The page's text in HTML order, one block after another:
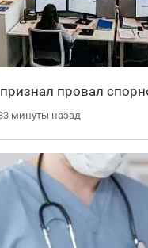
провал
минуты назад